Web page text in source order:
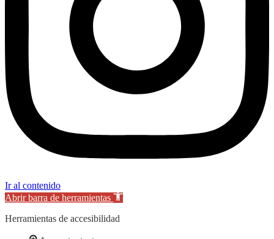
Ir al contenido
Abrir barra de herramientas
Herramientas de accesibilidad